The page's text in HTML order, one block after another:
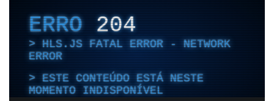
ERRO204
HLS.JS FATAL ERROR - NETWORK
ERROR
ESTE CONTEÚDO ESTÁ NESTE
MOMENTO INDISPONÍVEL